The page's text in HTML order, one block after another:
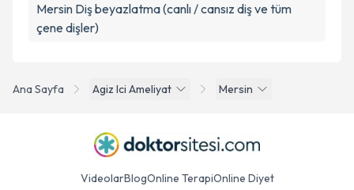
Ana Sayfa Agiz Ici Ameliyat Mersin
Mersin Diş beyazlatma (canlı / cansız diş ve tüm
çene dişler)
VideolarBlogOnline TerapiOnline Diyet